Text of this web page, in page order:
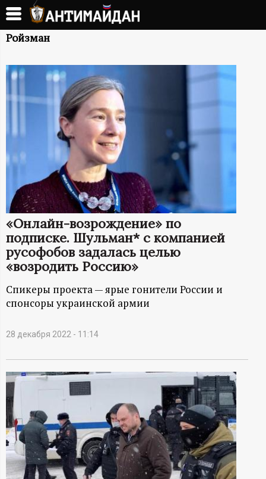
Перейти
основному
А
Н
Т
М
А
Й
Д
А
Н
н
ф
о
р
Ройзман
«Онлайн-возрождение» по
подписке. Шульман* с компанией
русофобов задалась целью
«возродить Россию»
Спикеры проекта — ярые гонители России и
спонсоры украинской армии
28 декабря 2022 - 11:14